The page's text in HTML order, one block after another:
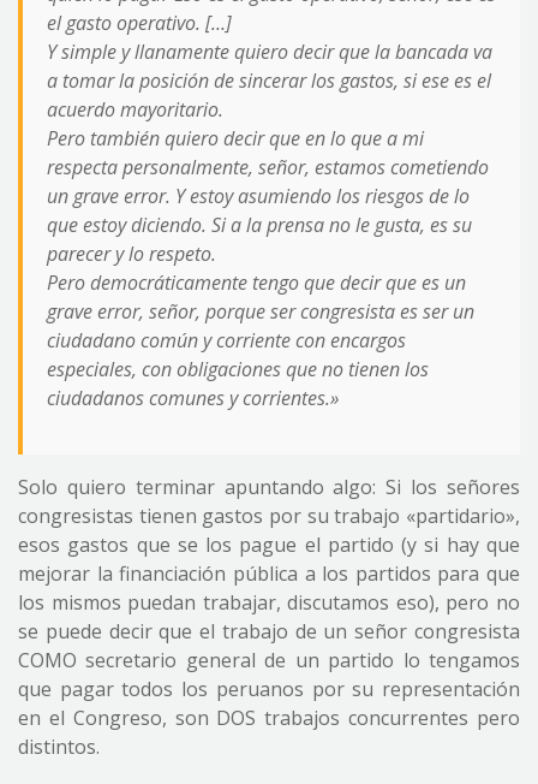
el gasto operativo. […]
Y simple y llanamente quiero decir que la bancada va
a tomar la posición de sincerar los gastos, si ese es el
acuerdo mayoritario.
Pero también quiero decir que en lo que a mi
respecta personalmente, señor, estamos cometiendo
un grave error. Y estoy asumiendo los riesgos de lo
que estoy diciendo. Si a la prensa no le gusta, es su
parecer y lo respeto.
Pero democráticamente tengo que decir que es un
grave error, señor, porque ser congresista es ser un
ciudadano común y corriente con encargos
especiales, con obligaciones que no tienen los
ciudadanos comunes y corrientes.»
Solo quiero terminar apuntando algo: Si los señores
congresistas tienen gastos por su trabajo «partidario»,
esos gastos que se los pague el partido (y si hay que
mejorar la financiación pública a los partidos para que
los mismos puedan trabajar, discutamos eso), pero no
se puede decir que el trabajo de un señor congresista
COMO secretario general de un partido lo tengamos
que pagar todos los peruanos por su representación
en el Congreso, son DOS trabajos concurrentes pero
distintos.